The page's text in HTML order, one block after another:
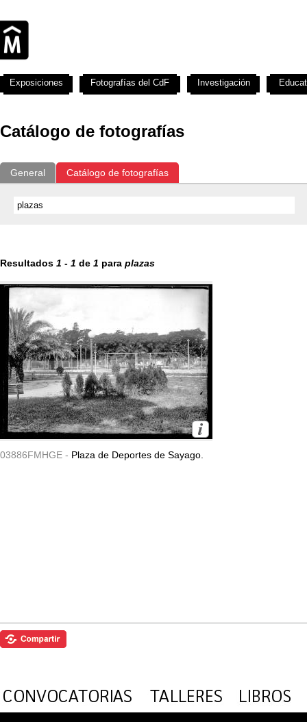
Catálogo de fotografías
General Catálogo de fotografías
Resultados 1 - 1 de 1 para plazas
03886FMHGE - Plaza de Deportes de Sayago.
Exposiciones Fotografías del CdF Investigación